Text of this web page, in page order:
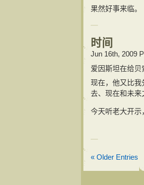
果然好事来临。
时间
Jun 16th, 2009
爱因斯坦在给贝
现在，他又比我
去、现在和未来
今天听老大开示
« Older Entries